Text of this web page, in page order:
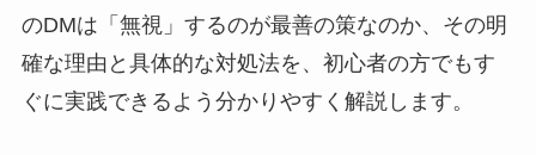
のDMは「無視」するのが最善の策なのか、その明
確な理由と具体的な対処法を、初心者の方でもす
ぐに実践できるよう分かりやすく解説します。